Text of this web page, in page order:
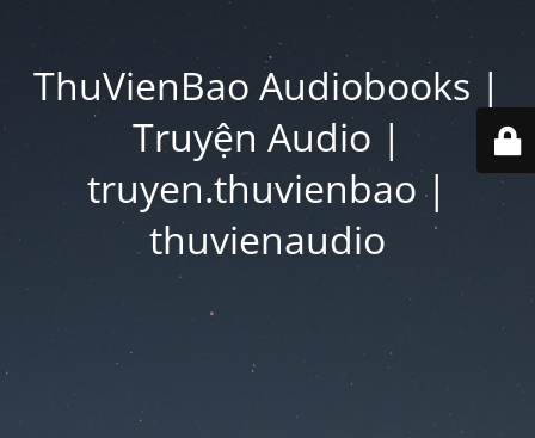
ThuVienBao Audiobooks |
Truyện Audio |
truyen.thuvienbao |
thuvienaudio